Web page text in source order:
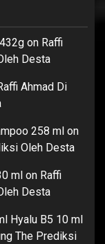
on Raffi
Desta
Ahmad Di
258 ml on
Oleh Desta
ml on Raffi
Desta
Hyalu B5 10 ml
The Prediksi